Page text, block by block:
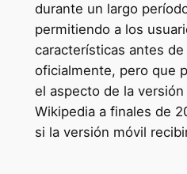
durante un largo
permitiendo a los
características antes
oficialmente, pero que
el aspecto de la
Wikipedia a finales de
si la versión móvil